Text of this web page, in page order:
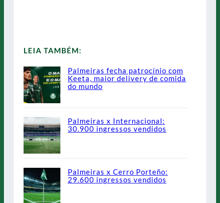
LEIA TAMBÉM:
Palmeiras fecha patrocínio com
Keeta, maior delivery de comida
do mundo
Palmeiras x Internacional:
30.900 ingressos vendidos
Palmeiras x Cerro Porteño:
29.600 ingressos vendidos